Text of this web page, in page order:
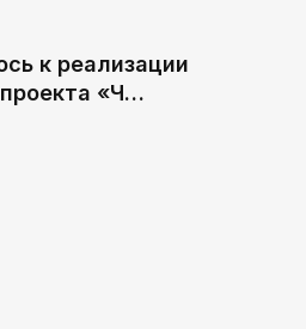
к реализации
«Ч…